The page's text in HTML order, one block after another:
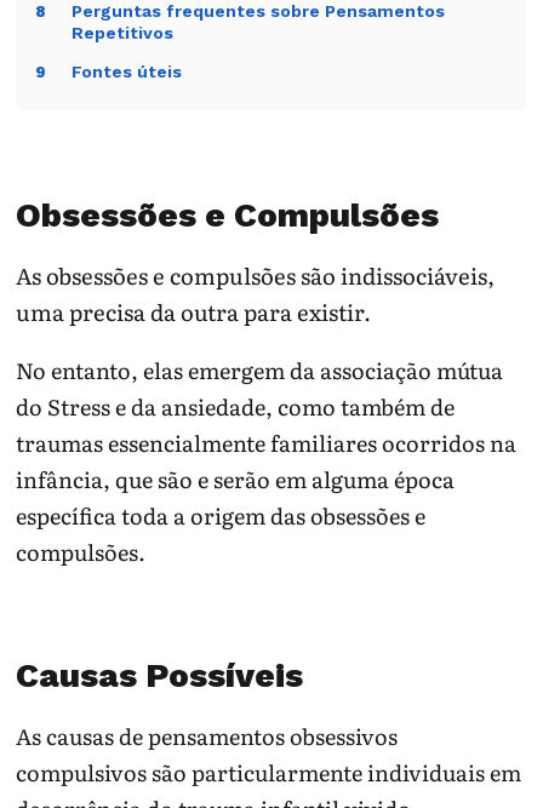
8
Perguntas frequentes sobre Pensamentos
Repetitivos
9 Fontes úteis
Obsessões e Compulsões
As obsessões e compulsões são indissociáveis,
uma precisa da outra para existir.
No entanto, elas emergem da associação mútua
do Stress e da ansiedade, como também de
traumas essencialmente familiares ocorridos na
infância, que são e serão em alguma época
específica toda a origem das obsessões e
compulsões.
Causas Possíveis
As causas de pensamentos obsessivos
compulsivos são particularmente individuais em